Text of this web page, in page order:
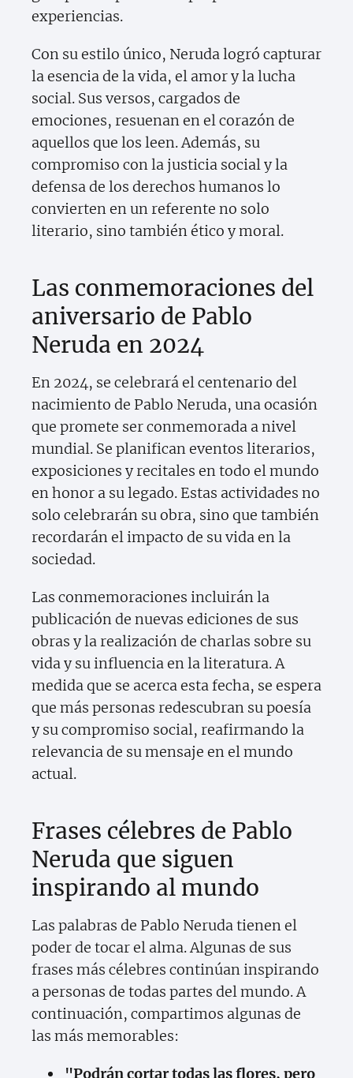
experiencias.
Con su estilo único, Neruda logró capturar
la esencia de la vida, el amor y la lucha
social. Sus versos, cargados de
emociones, resuenan en el corazón de
aquellos que los leen. Además, su
compromiso con la justicia social y la
defensa de los derechos humanos lo
convierten en un referente no solo
literario, sino también ético y moral.
Las conmemoraciones del
aniversario de Pablo
Neruda en 2024
En 2024, se celebrará el centenario del
nacimiento de Pablo Neruda, una ocasión
que promete ser conmemorada a nivel
mundial. Se planifican eventos literarios,
exposiciones y recitales en todo el mundo
en honor a su legado. Estas actividades no
solo celebrarán su obra, sino que también
recordarán el impacto de su vida en la
sociedad.
Las conmemoraciones incluirán la
publicación de nuevas ediciones de sus
obras y la realización de charlas sobre su
vida y su influencia en la literatura. A
medida que se acerca esta fecha, se espera
que más personas redescubran su poesía
y su compromiso social, reafirmando la
relevancia de su mensaje en el mundo
actual.
Frases célebres de Pablo
Neruda que siguen
inspirando al mundo
Las palabras de Pablo Neruda tienen el
poder de tocar el alma. Algunas de sus
frases más célebres continúan inspirando
a personas de todas partes del mundo. A
continuación, compartimos algunas de
las más memorables:
"Podrán cortar todas las flores, pero